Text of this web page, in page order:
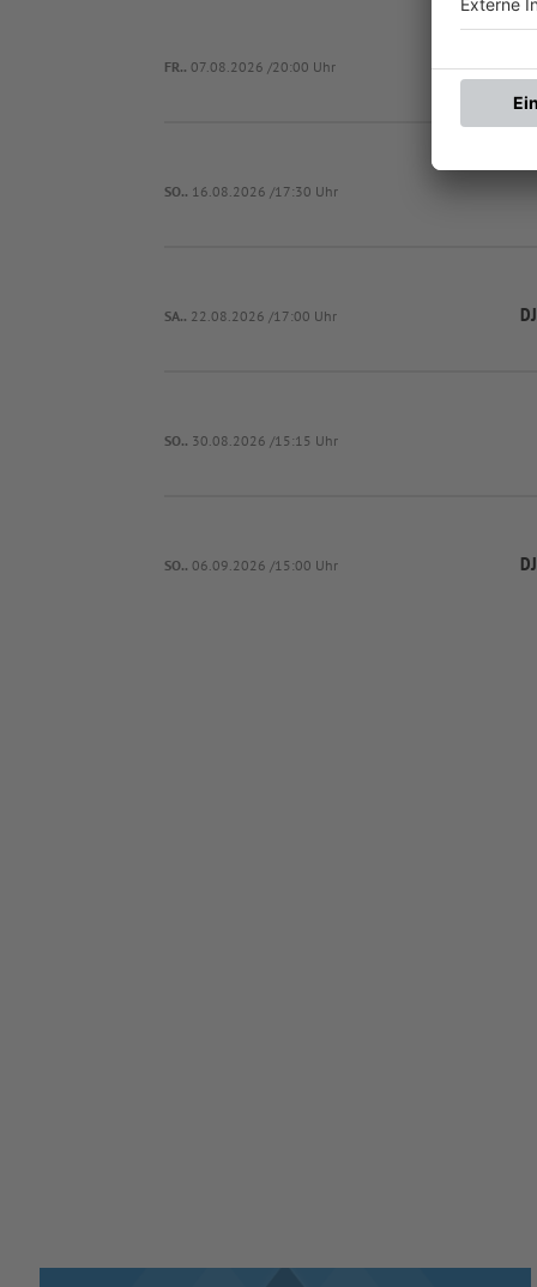
FR.. 07.08.2026 /20:00 Uhr
SO.. 16.08.2026 /17:30 Uhr
SA.. 22.08.2026 /17:00 Uhr
SO.. 30.08.2026 /15:15 Uhr
SO.. 06.09.2026 /15:00 Uhr